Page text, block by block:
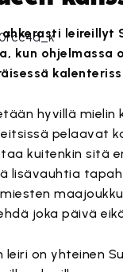
ahkerasti leireillyt
kun ohjelmassa
hyvillä
pelaavat
kuitenkin sitä
lisävauhtia
joka päivä
leiri on yhteinen